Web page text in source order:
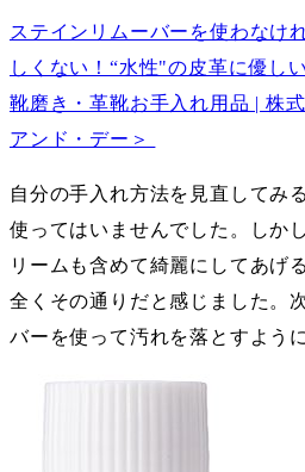
ステインリムーバーを使わなけ
しくない！“水性"の皮革に優し
靴磨き・革靴お手入れ用品 | 株
アンド・デー＞
自分の手入れ方法を見直してみ
使ってはいませんでした。しか
リームも含めて綺麗にしてあげ
全くその通りだと感じました。
バーを使って汚れを落とすよう